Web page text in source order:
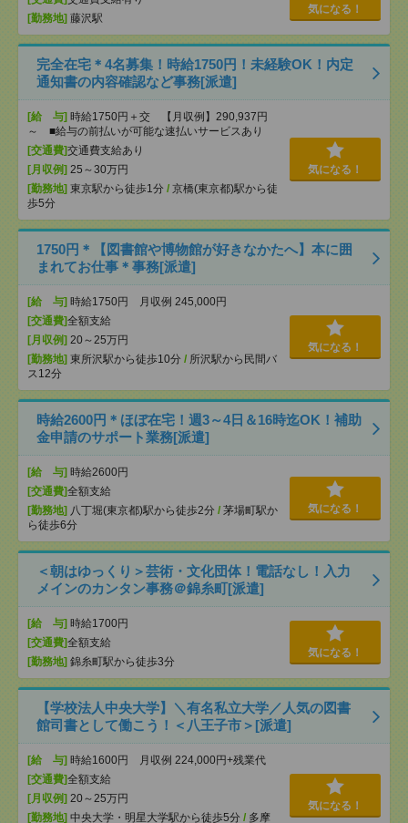
[勤務地] 藤沢駅
気になる！
完全在宅＊4名募集！時給1750円！未経験OK！内定
通知書の内容確認など事務[派遣]
[給 与] 時給1750円＋交 【月収例】290,937円
～ ■給与の前払いが可能な速払いサービスあり
[交通費]交通費支給あり
[月収例] 25～30万円
[勤務地] 東京駅から徒歩1分 / 京橋(東京都)駅から徒
歩5分
気になる！
1750円＊【図書館や博物館が好きなかたへ】本に囲
まれてお仕事＊事務[派遣]
[給 与] 時給1750円 月収例 245,000円
[交通費]全額支給
[月収例] 20～25万円
[勤務地] 東所沢駅から徒歩10分 / 所沢駅から民間バ
ス12分
気になる！
時給2600円＊ほぼ在宅！週3～4日＆16時迄OK！補助
金申請のサポート業務[派遣]
[給 与] 時給2600円
[交通費]全額支給
[勤務地] 八丁堀(東京都)駅から徒歩2分 / 茅場町駅か
ら徒歩6分
気になる！
＜朝はゆっくり＞芸術・文化団体！電話なし！入力
メインのカンタン事務＠錦糸町[派遣]
[給 与] 時給1700円
[交通費]全額支給
[勤務地] 錦糸町駅から徒歩3分
気になる！
【学校法人中央大学】＼有名私立大学／人気の図書
館司書として働こう！＜八王子市＞[派遣]
[給 与] 時給1600円 月収例 224,000円+残業代
[交通費]全額支給
[月収例] 20～25万円
[勤務地] 中央大学・明星大学駅から徒歩5分 / 多摩
気になる！